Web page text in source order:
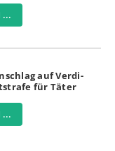
...
auf Verdi-
für Täter
...